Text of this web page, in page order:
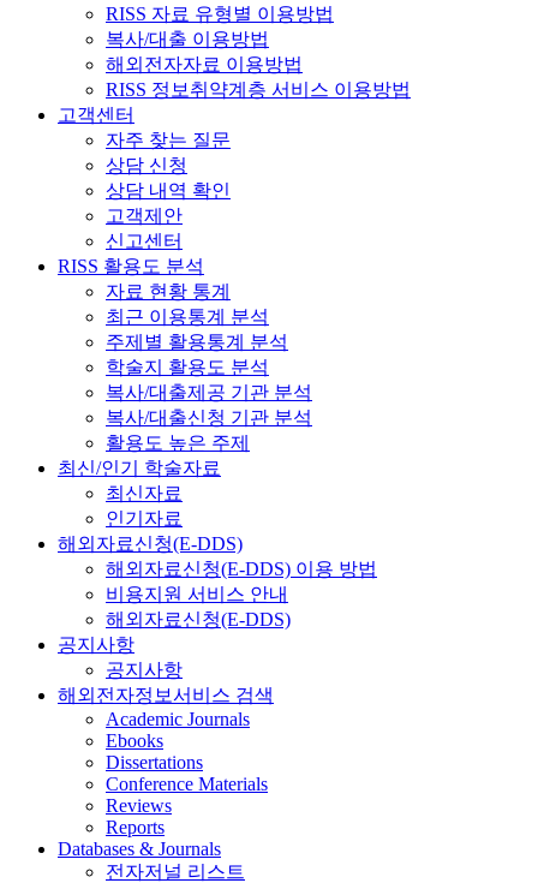
RISS 자료 유형별 이용방법
복사/대출 이용방법
해외전자자료 이용방법
RISS 정보취약계층 서비스 이용방법
고객센터
자주 찾는 질문
상담 신청
상담 내역 확인
고객제안
신고센터
RISS 활용도 분석
자료 현황 통계
최근 이용통계 분석
주제별 활용통계 분석
학술지 활용도 분석
복사/대출제공 기관 분석
복사/대출신청 기관 분석
활용도 높은 주제
최신/인기 학술자료
최신자료
인기자료
해외자료신청(E-DDS)
해외자료신청(E-DDS) 이용 방법
비용지원 서비스 안내
해외자료신청(E-DDS)
공지사항
공지사항
해외전자정보서비스 검색
Academic Journals
Ebooks
Dissertations
Conference Materials
Reviews
Reports
Databases & Journals
전자저널 리스트